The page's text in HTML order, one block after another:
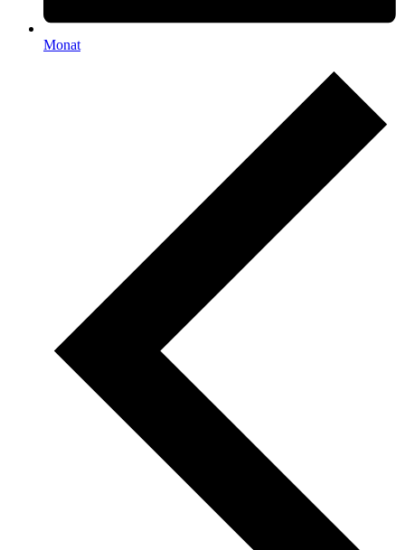
Monat